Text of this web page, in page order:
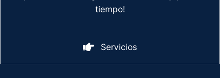
tiempo!
Servicios